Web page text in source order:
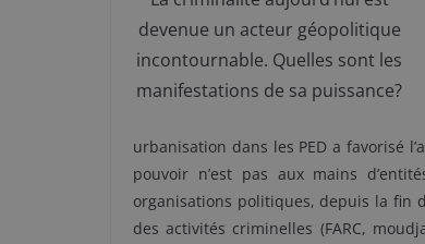
devenue un acteur géopolitique
incontournable. Quelles sont les
manifestations de sa puissance?
urbanisation dans les PED a favorisé
pouvoir n’est pas aux mains
organisations politiques, depuis la fin
des activités criminelles (FARC,